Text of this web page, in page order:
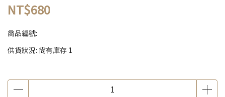
NT$680
商品編號:
供貨狀況: 尚有庫存 1